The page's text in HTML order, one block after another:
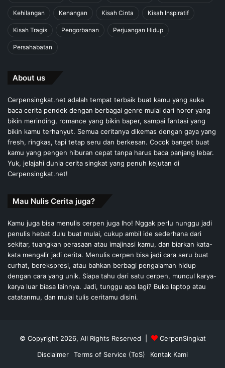
Kehilangan Kenangan Kisah Cinta Kisah Inspiratif
Kisah Tragis Pengorbanan Perjuangan Hidup
Persahabatan
About us
Cerpensingkat.net adalah tempat terbaik buat kamu yang suka
baca cerita pendek dengan berbagai genre mulai dari horor yang
bikin merinding, romance yang bikin baper, sampai fantasi yang
bikin kamu terhanyut. Semua ceritanya dikemas dengan gaya yang
fresh, ringkas, tapi tetap seru dan berkesan. Cocok banget buat
kamu yang pengen hiburan cepat tanpa harus baca panjang lebar.
Yuk, jelajahi dunia cerita singkat yang penuh kejutan di
Cerpensingkat.net!
Mau Nulis Cerita juga?
Kamu juga bisa menulis cerpen juga lho! Nggak perlu nunggu jadi
penulis hebat dulu buat mulai, cukup ambil ide sederhana dari
sekitar, tuangkan perasaan atau imajinasi kamu, dan biarkan kata-
kata mengalir jadi cerita. Menulis cerpen bisa jadi cara seru buat
curhat, berekspresi, atau bahkan berbagi pengalaman hidup
dengan cara yang unik. Siapa tahu dari satu cerpen, muncul karya-
karya luar biasa lainnya. Jadi, tunggu apa lagi? Buka laptop atau
catatanmu, dan mulai tulis ceritamu disini.
© Copyright 2026, All Rights Reserved |
CerpenSingkat
Disclaimer
Terms of Service (ToS) Kontak Kami